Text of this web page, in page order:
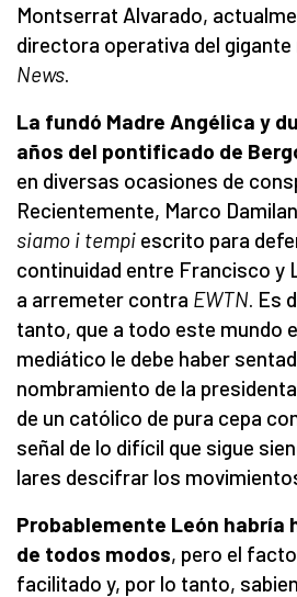
Montserrat Alvarado,
directora operativa del
News
La fundó Madre Angélica y
años del pontificado de
en diversas ocasiones de
Recientemente, Marco
siamo i tempi escrito para
continuidad entre Francisco y
a arremeter contra EWTN . Es
tanto, que a todo este mundo
mediático le debe haber
nombramiento de la
de un católico de pura cepa
señal de lo difícil que sigue
lares descifrar los
Probablemente León habría
de todos modos, pero el
facilitado y, por lo tanto,